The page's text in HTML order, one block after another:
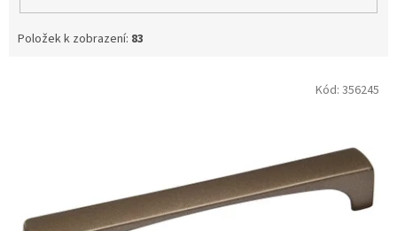
Položek k zobrazení: 83
Kód: 356245